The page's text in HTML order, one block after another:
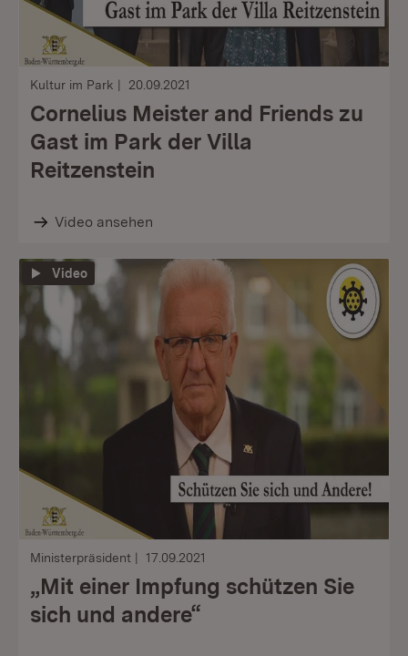
Kultur im Park 20.09.2021
Cornelius Meister and Friends zu
Gast im Park der Villa
Reitzenstein
Video ansehen
Video
Ministerpräsident 17.09.2021
„Mit einer Impfung schützen Sie
sich und andere“